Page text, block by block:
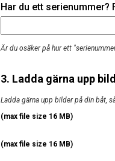
Har du ett serienummer?
Är du osäker på hur ett
3. Ladda gärna upp
Ladda gärna upp bilder på din båt,
(max file size 16 MB)
(max file size 16 MB)